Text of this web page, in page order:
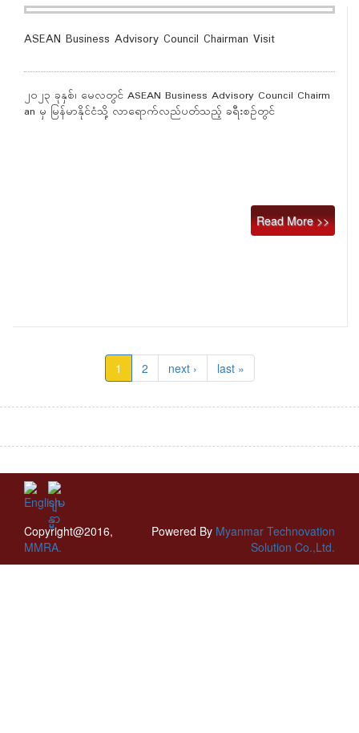
ASEAN Business Advisory Council Chairman Visit
၂၀၂၃ ခုနှစ်၊ မေလတွင် ASEAN Business Advisory Council Chairm
an မှ မြန်မာနိုင်ငံသို့ လာရောက်လည်ပတ်သည့် ခရီးစဉ်တွင်
Read More >>
1 2 next › last »
Copyright@2016,
MMRA.
Powered By Myanmar Technovation
Solution Co.,Ltd.